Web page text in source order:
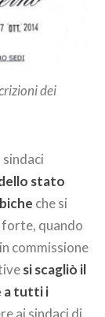
dei
stato
che si
forte, quando
commissione
si scagliò il
a tutti i
ai sindaci di